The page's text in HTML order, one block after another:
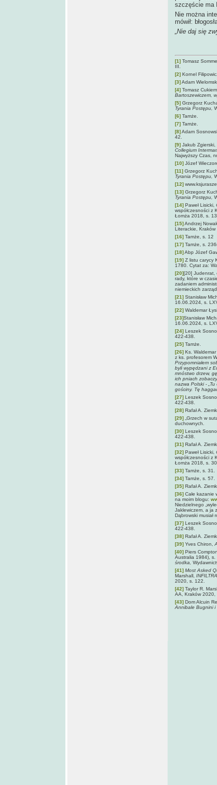
szczęście ma
Nie można
mówił:
„Nie daj się
[1] Tomasz
III.
[2] Kornel
[3]Adam
[4] Tomasz
Bartoszewiczem,
[5] Grzegorz
Tyrania Postępu,
[6] Tamże.
[7] Tamże.
[8]Adam
42.
[9] Jakub Zgierski,
Collegium
Najwyższy Czas,
[10] Józef
[11] Grzegorz
Tyrania Postępu,
[12]
[13] Grzegorz
Tyrania Postępu,
[14] Paweł Lisicki,
współczesności z
Łomża 2018, s.
[15]Andrzej
Literackie,
[16] Tamże, s. 12
[17] Tamże, s.
[18]Abp Józef
[19] Z listu carycy
1780. Cytat za:
[20][20] Judenrat,
rady, które w
zadaniem
niemieckich
[21] Stanisław
16.06.2024, s.
[22] Waldemar
[23]Stanisław
16.06.2024, s.
[24] Leszek
422-438.
[25] Tamże.
[26] Ks.
z ks. profesorem
Przypomniałem
byli wypędzani z
mnóstwo drzew,
ich pniach
nazwa Polski -
gościny. Tę
[27] Leszek
422-438.
[28] Rafał A.
[29] „Grzech w
duchownych.
[30] Leszek
422-438.
[31] Rafał A.
[32] Paweł Lisicki,
współczesności z
Łomża 2018, s.
[33] Tamże, s. 31.
[34] Tamże, s. 57.
[35] Rafał A.
[36] Całe kazanie
na moim blogu:
Niedzielnego
Jaklewiczem, a ja
Dąbrowski musiał
[37] Leszek
422-438.
[38] Rafał A.
[39] Yves Chiron,
[40] Piers
Australia 1984),
środka,
[41] Most Asked
Marshall,
2020, s. 122.
[42] Taylor R.
AA, Kraków 2020,
[43] Dom Alcuin
Annibale Bugnini i